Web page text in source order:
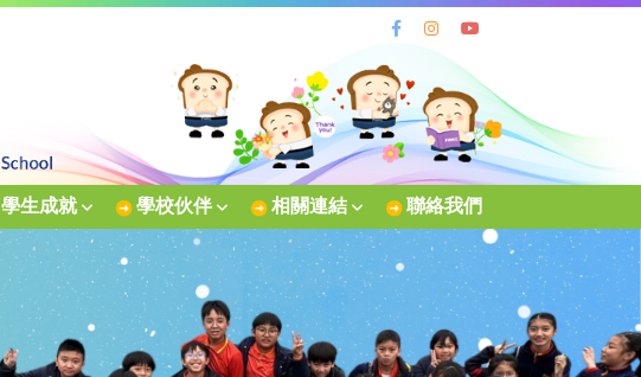
學生成就 學校伙伴 相關連結 聯絡我們